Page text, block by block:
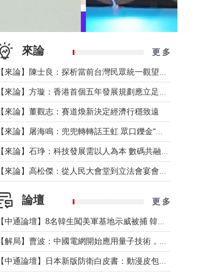
來論 更 多
【來論】董觀志：賽道煥新決定經濟行穩致遠
論壇 更 多